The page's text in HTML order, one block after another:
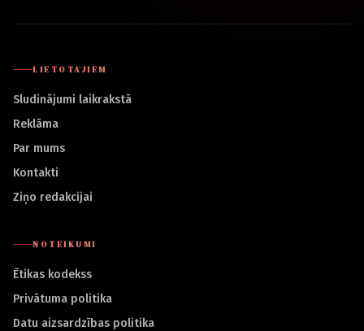
LIETOTĀJIEM
Sludinājumi laikrakstā
Reklāma
Par mums
Kontakti
Ziņo redakcijai
NOTEIKUMI
Ētikas kodekss
Privātuma politika
Datu aizsardzības politika